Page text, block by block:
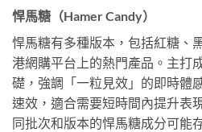
悍馬糖（Hamer Candy）
悍馬糖有多種版本，包括紅糖、
港網購平台上的熱門產品。主打
礎，強調「一粒見效」的即時體
速效，適合需要短時間內提升表
同批次和版本的悍馬糖成分可能